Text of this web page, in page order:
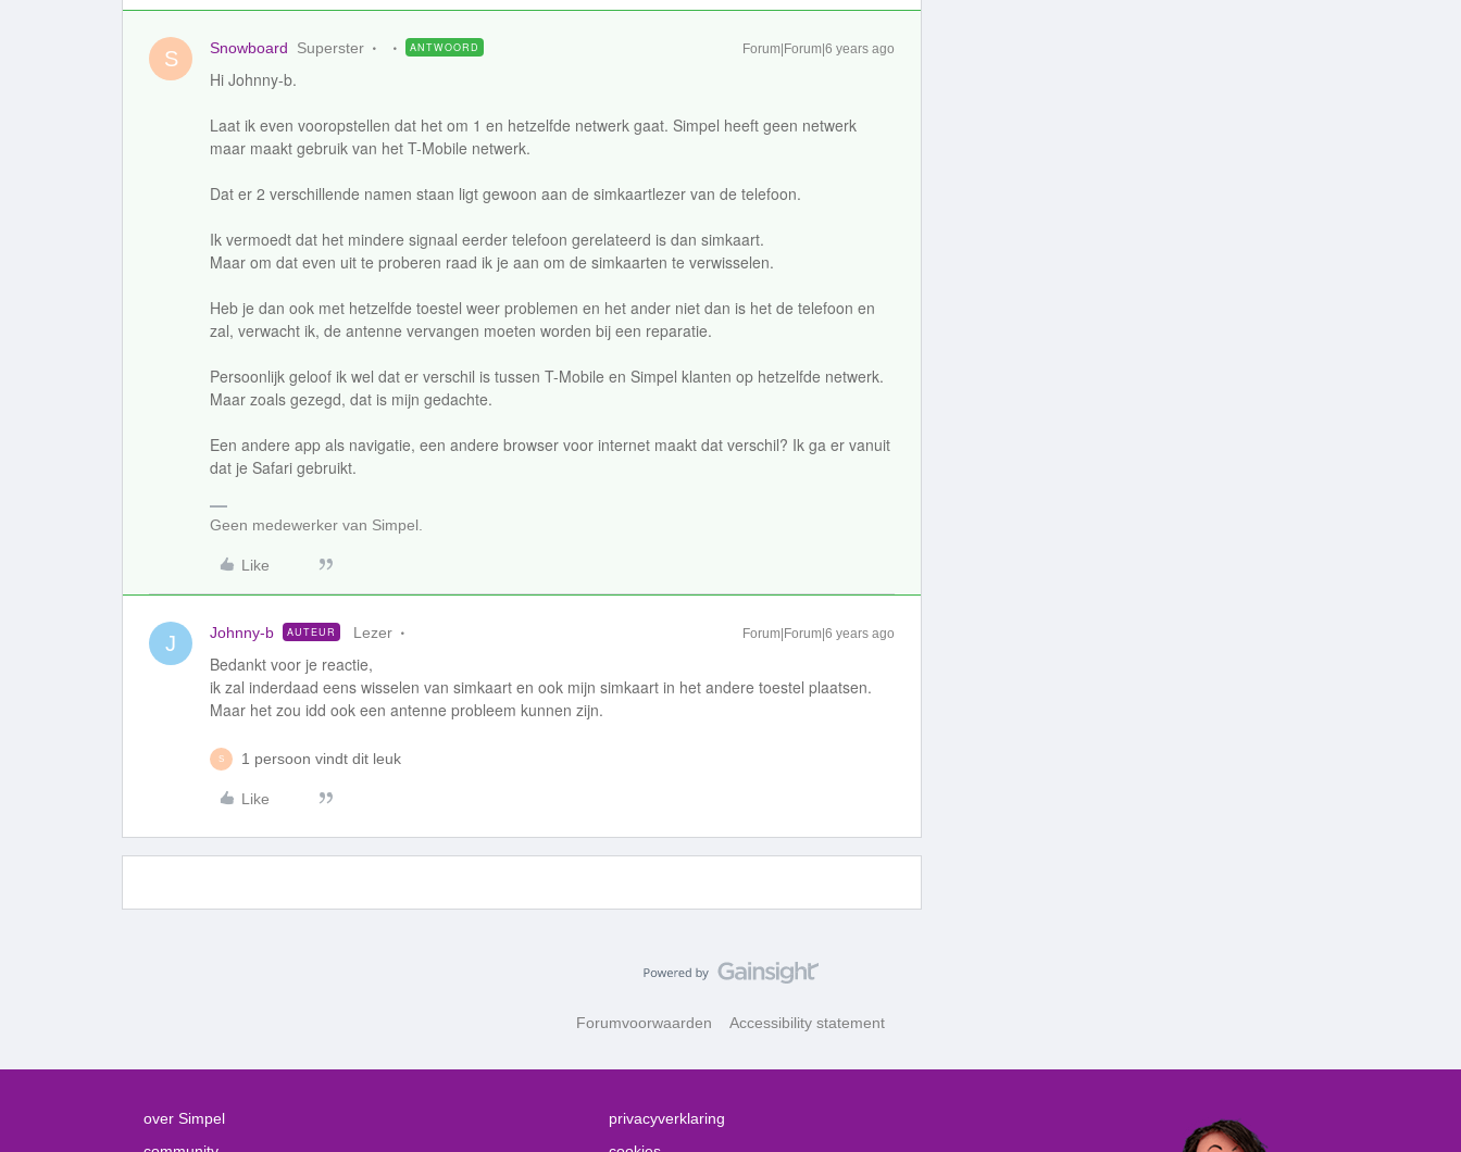
S Snowboard Superster ANTWOORD Forum|Forum|6 years ago
Hi Johnny-b.
Laat ik even vooropstellen dat het om 1 en hetzelfde netwerk gaat. Simpel heeft geen netwerk
maar maakt gebruik van het T-Mobile netwerk.
Dat er 2 verschillende namen staan ligt gewoon aan de simkaartlezer van de telefoon.
Ik vermoedt dat het mindere signaal eerder telefoon gerelateerd is dan simkaart.
Maar om dat even uit te proberen raad ik je aan om de simkaarten te verwisselen.
Heb je dan ook met hetzelfde toestel weer problemen en het ander niet dan is het de telefoon en
zal, verwacht ik, de antenne vervangen moeten worden bij een reparatie.
Persoonlijk geloof ik wel dat er verschil is tussen T-Mobile en Simpel klanten op hetzelfde netwerk.
Maar zoals gezegd, dat is mijn gedachte.
Een andere app als navigatie, een andere browser voor internet maakt dat verschil? Ik ga er vanuit
dat je Safari gebruikt.
Geen medewerker van Simpel.
Like
J Johnny-b AUTEUR Lezer Forum|Forum|6 years ago
Bedankt voor je reactie,
ik zal inderdaad eens wisselen van simkaart en ook mijn simkaart in het andere toestel plaatsen.
Maar het zou idd ook een antenne probleem kunnen zijn.
S 1 persoon vindt dit leuk
Like
Forumvoorwaarden Accessibility statement
over Simpel
privacyverklaring